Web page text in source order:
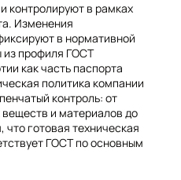
контролируют в рамках
Изменения
в нормативной
из профиля ГОСТ
как часть паспорта
политика компании
контроль: от
и материалов до
готовая техническая
ГОСТ по основным